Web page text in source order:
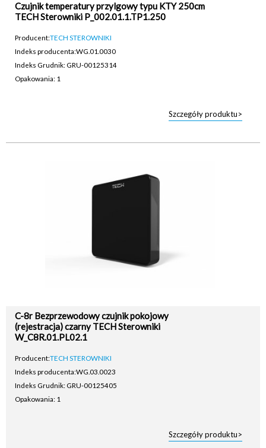
Czujnik temperatury przylgowy typu KTY 250cm
TECH Sterowniki P_002.01.1.TP1.250
Producent:TECH STEROWNIKI
Indeks producenta:WG.01.0030
Indeks Grudnik: GRU-00125314
Opakowania: 1
Szczegóły produktu>
C-8r Bezprzewodowy czujnik pokojowy
(rejestracja) czarny TECH Sterowniki
W_C8R.01.PL02.1
Producent:TECH STEROWNIKI
Indeks producenta:WG.03.0023
Indeks Grudnik: GRU-00125405
Opakowania: 1
Szczegóły produktu>